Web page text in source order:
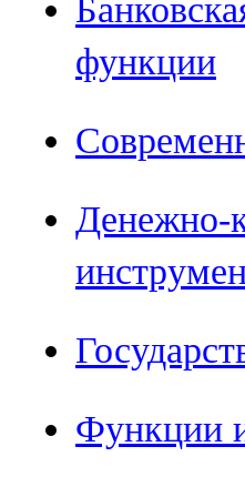
функции
Денежно-
Функции